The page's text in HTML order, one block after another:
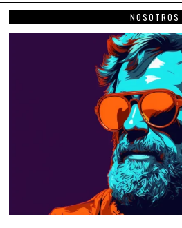
NOSOTROS